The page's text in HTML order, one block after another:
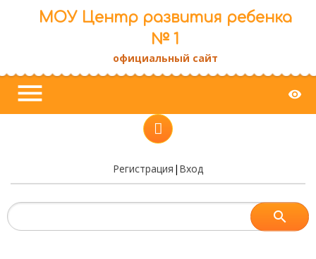
МОУ Центр развития ребенка
№ 1
официальный сайт
menu visibility
Регистрация | Вход